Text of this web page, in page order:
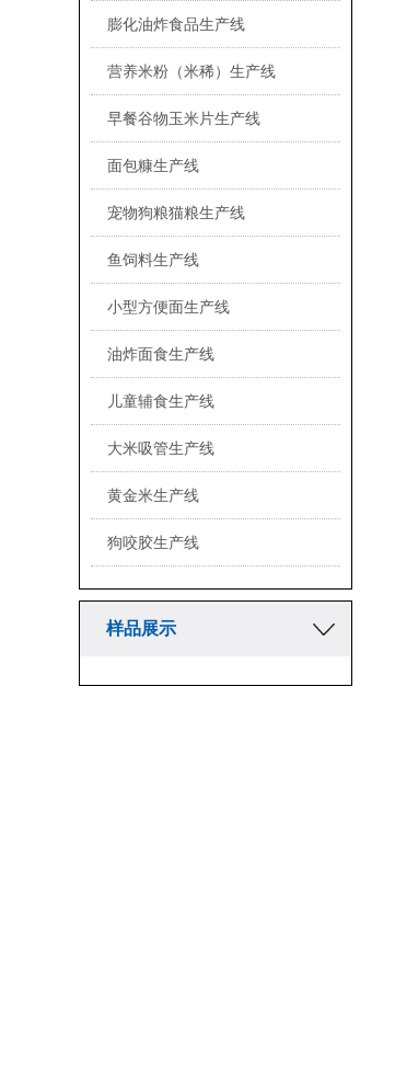
膨化油炸食品生产线
营养米粉（米稀）生产线
早餐谷物玉米片生产线
面包糠生产线
宠物狗粮猫粮生产线
鱼饲料生产线
小型方便面生产线
油炸面食生产线
儿童辅食生产线
大米吸管生产线
黄金米生产线
狗咬胶生产线
样品展示